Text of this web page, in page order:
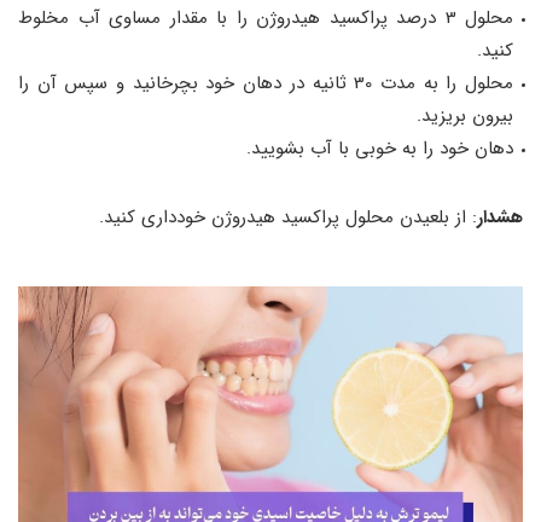
محلول 3 درصد پراکسید هیدروژن را با مقدار مساوی آب مخلوط
کنید.
محلول را به مدت 30 ثانیه در دهان خود بچرخانید و سپس آن را
بیرون بریزید.
دهان خود را به خوبی با آب بشویید.
هشدار: از بلعیدن محلول پراکسید هیدروژن خودداری کنید.